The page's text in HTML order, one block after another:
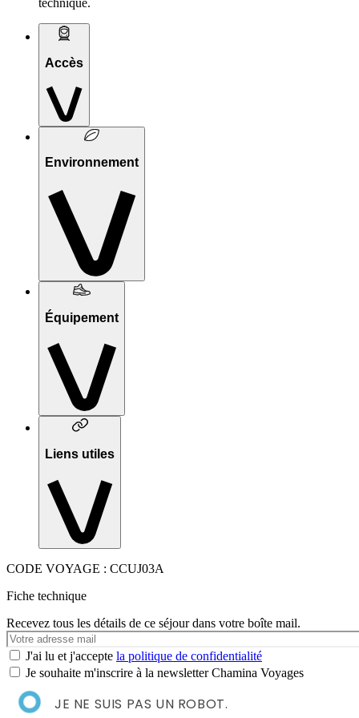
Accès
Environnement
Équipement
Liens utiles
CODE VOYAGE : CCUJ03A
Fiche technique
Recevez tous les détails de ce séjour dans votre boîte mail.
Votre
e-
mail
J'ai lu et j'accepte la politique de confidentialité
Je souhaite m'inscrire à la newsletter Chamina Voyages
JE NE SUIS PAS UN ROBOT.